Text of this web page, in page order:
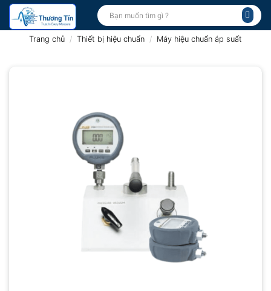
Bỏ
qua
Tìm
kiếm:
Trang chủ / Thiết bị hiệu chuẩn / Máy hiệu chuẩn áp suất